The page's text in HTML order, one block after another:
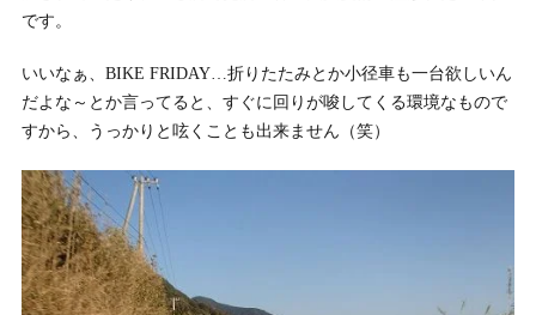
です。
いいなぁ、BIKE FRIDAY…折りたたみとか小径車も一台欲しいん
だよな～とか言ってると、すぐに回りが唆してくる環境なもので
すから、うっかりと呟くことも出来ません（笑）